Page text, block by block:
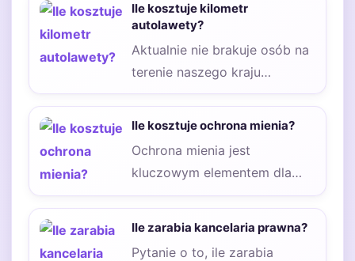
Ile kosztuje kilometr
autolawety?
Aktualnie nie brakuje osób na
terenie naszego kraju
zastanawiających się, jak
droga jest auto laweta……
Ile kosztuje ochrona mienia?
Ochrona mienia jest
kluczowym elementem dla
firm, które chcą zapewnić
Ile zarabia kancelaria prawna?
Pytanie o to, ile zarabia